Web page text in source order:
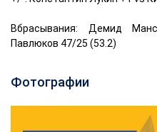
Вбрасывания: Демид
Павлюков 47/25 (53.2)
Фотографии